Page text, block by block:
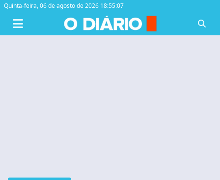
Quinta-feira,06 de agosto de 2026 18:55:08